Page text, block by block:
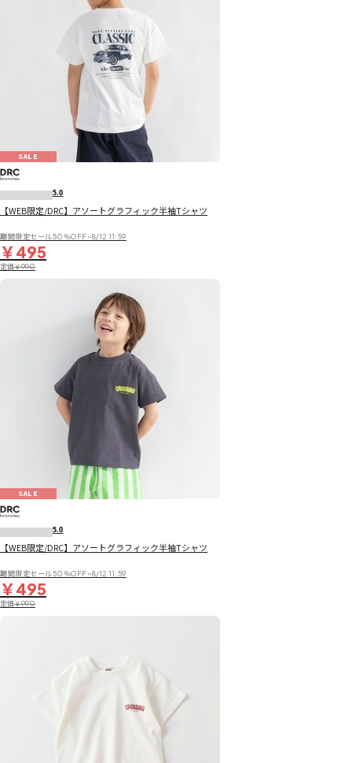
SALE
5.0
【WEB限定/DRC】アソートグラフィック半袖Tシャツ
期間限定セール50％OFF~8/12 11:59
￥495
定価￥990
SALE
5.0
【WEB限定/DRC】アソートグラフィック半袖Tシャツ
期間限定セール50％OFF~8/12 11:59
￥495
定価￥990